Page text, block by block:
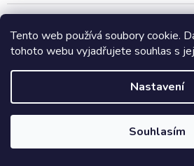
Tento web používá soubory cookie.
tohoto webu vyjadřujete souhlas s
Nastavení
Souhlasím